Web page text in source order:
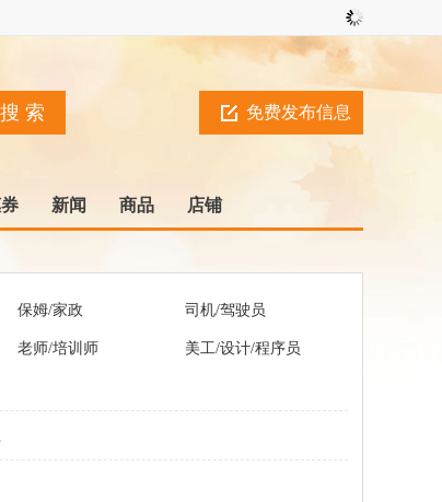
免费发布信息
新闻 商品 店铺
保姆/家政 司机/驾驶员
老师/培训师 美工/设计/程序员